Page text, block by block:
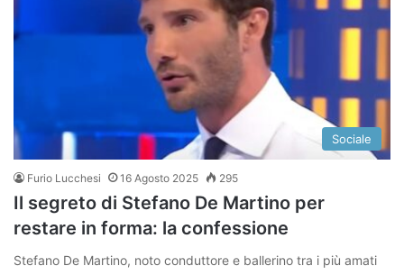
Sociale
Furio Lucchesi 16 Agosto 2025 295
Il segreto di Stefano De Martino per
restare in forma: la confessione
Stefano De Martino, noto conduttore e ballerino tra i più amati